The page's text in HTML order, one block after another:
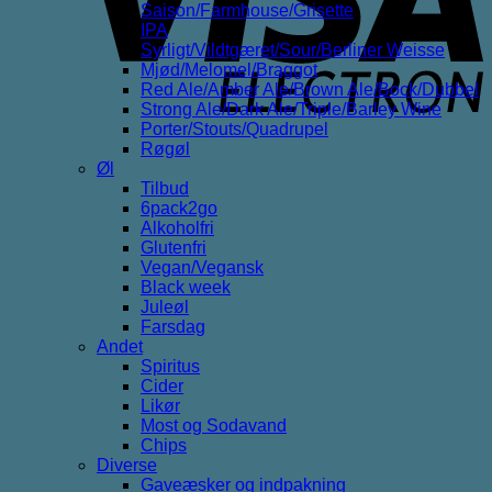
Saison/Farmhouse/Grisette
IPA
Syrligt/Vildtgæret/Sour/Berliner Weisse
Mjød/Melomel/Braggot
Red Ale/Amber Ale/Brown Ale/Bock/Dubbel
Strong Ale/Dark Ale/Triple/Barley Wine
Porter/Stouts/Quadrupel
Røgøl
Øl
Tilbud
6pack2go
Alkoholfri
Glutenfri
Vegan/Vegansk
Black week
Juleøl
Farsdag
Andet
Spiritus
Cider
Likør
Most og Sodavand
Chips
Diverse
Gaveæsker og indpakning